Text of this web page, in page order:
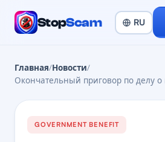
StopScam
Главная/Новости/
Окончательный приговор по делу
GOVERNMENT BENEFIT